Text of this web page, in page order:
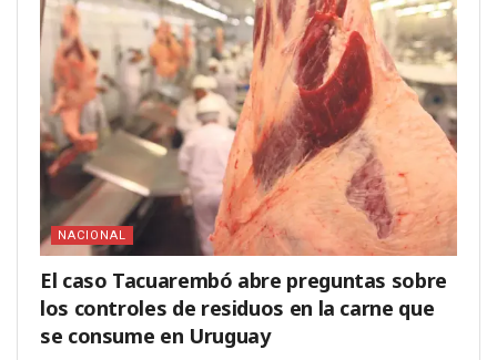
NACIONAL
El caso Tacuarembó abre preguntas sobre
los controles de residuos en la carne que
se consume en Uruguay